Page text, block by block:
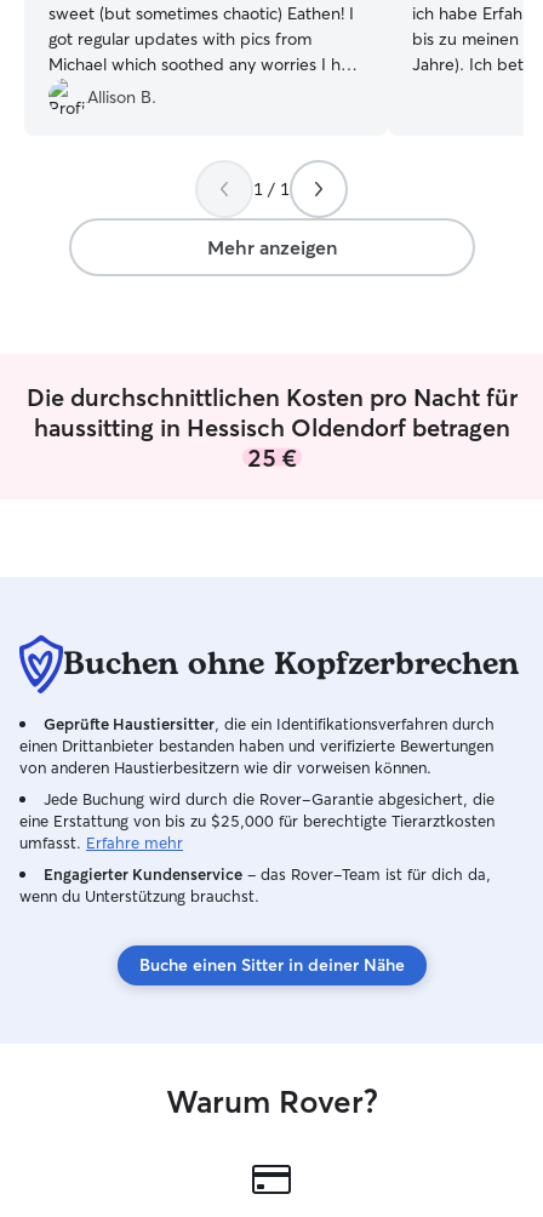
sweet (but sometimes chaotic) Eathen! I
got regular updates with pics from
Michael which soothed any worries I had
about leaving Eathen for a couple days.
Would happily rebook Michael for any
Allison B.
ich habe
bis zu meinen
Jahre). Ich
ich gerne mit
dem
Hunden
ich zeitlich
zuverlässig um
genau an die
Gerne
und ein gutes
1 / 1
Mehr anzeigen
Die durchschnittlichen Kosten pro Nacht für
haussitting in Hessisch Oldendorf betragen
25 €
Buchen ohne Kopfzerbrechen
Geprüfte Haustiersitter , die ein Identifikationsverfahren durch
einen Drittanbieter bestanden haben und verifizierte Bewertungen
von anderen Haustierbesitzern wie dir vorweisen können.
Jede Buchung wird durch die Rover-Garantie abgesichert, die
eine Erstattung von bis zu $25,000 für berechtigte Tierarztkosten
umfasst. Erfahre mehr
Engagierter Kundenservice – das Rover-Team ist für dich da,
wenn du Unterstützung brauchst.
Buche einen Sitter in deiner Nähe
Warum Rover?